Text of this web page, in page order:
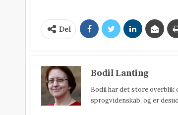
Del
Bodil Lanting
Bodil har det store overblik
sprogvidenskab, og er